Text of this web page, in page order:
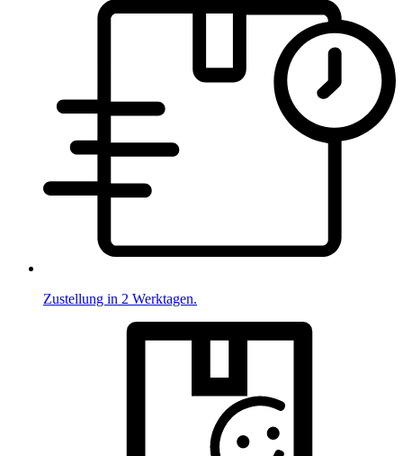
Zustellung in 2 Werktagen.